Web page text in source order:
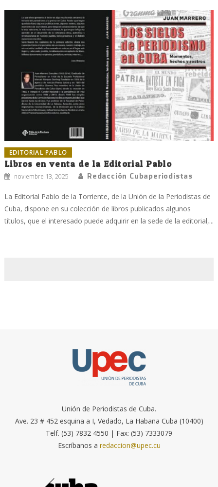
EDITORIAL PABLO
Libros en venta de la Editorial Pablo
noviembre 13, 2025 Redacción Cubaperiodistas
La Editorial Pablo de la Torriente, de la Unión de la Periodistas de
Cuba, dispone en su colección de libros publicados algunos
títulos, que el interesado puede adquirir en la sede de la editorial,...
Unión de Periodistas de Cuba.
Ave. 23 # 452 esquina a I, Vedado, La Habana Cuba (10400)
Telf. (53) 7832 4550 | Fax: (53) 7333079
Escríbanos a redaccion@upec.cu